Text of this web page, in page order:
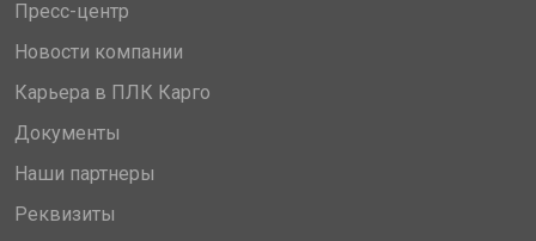
Пресс-центр
Новости компании
Карьера в ПЛК Карго
Документы
Наши партнеры
Реквизиты